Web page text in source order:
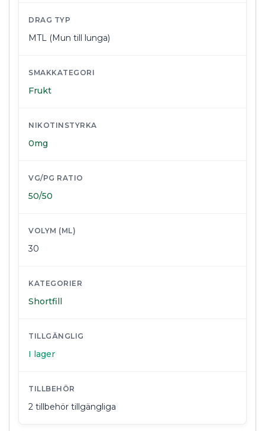
DRAG TYP
MTL (Mun till lunga)
SMAKKATEGORI
Frukt
NIKOTINSTYRKA
0mg
VG/PG RATIO
50/50
VOLYM (ML)
30
KATEGORIER
Shortfill
TILLGÄNGLIG
I lager
TILLBEHÖR
2 tillbehör tillgängliga